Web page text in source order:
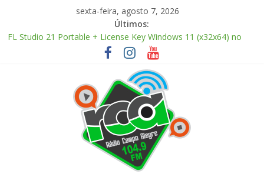
sexta-feira, agosto 7, 2026
Últimos:
FL Studio 21 Portable + License Key Windows 11 (x32x64) no
Adobe Premiere Pro CC 2022 Crack only All Versions (x32-x64)
FL Studio Producer Edition License[Activated] [Patch] Windows
Office 2024 Volume License 2026 Updated Torrent Dow𝚗l𝚘аd
The Love Hypothesis 2026 CAMRip UHD Proper FullMov𝗂e